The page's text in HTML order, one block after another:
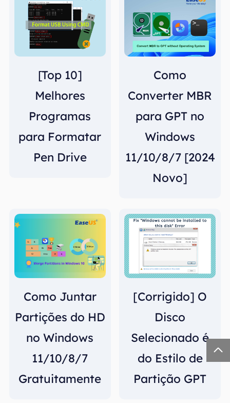
[Top 10]
Melhores
Programas
para Formatar
Pen Drive
Como
Converter MBR
para GPT no
Windows
11/10/8/7 [2024
Novo]
Como Juntar
Partições do HD
no Windows
11/10/8/7
Gratuitamente
[Corrigido] O
Disco
Selecionado é
do Estilo de
Partição GPT
